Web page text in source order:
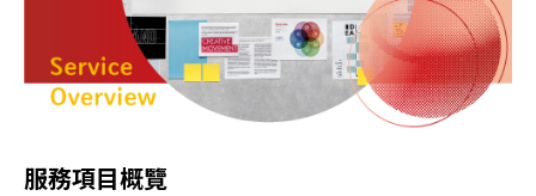
服務項目概覽